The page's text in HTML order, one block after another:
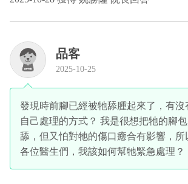
品客
2025-10-25
發現時前腳已經被牠舔腫起來了，有沒
自己處理的方式？ 我是很想把牠的腳
舔，但又怕對牠的傷口癒合有影響，所
各位醫生們，我該如何幫牠緊急處理？